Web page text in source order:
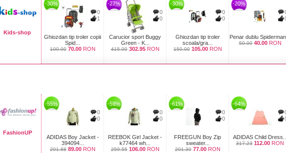
Kids-shop
-30%
0
1
Ghiozdan tip troler copii
Spid...
100.00 70.00 RON
-27%
0
0
Carucior sport Buggy
Green - K...
415.00 302.95 RON
-30%
0
0
Ghiozdan tip troler
scoala/gra...
150.00 105.00 RON
-20%
Penar dublu
50.00 40.00 RON
FashionUP
-55%
0
0
ADIDAS Boy Jacket -
394094...
201.88 89.00 RON
-59%
0
0
REEBOK Girl Jacket -
k77464 wh...
259.55 106.00 RON
-61%
0
0
FREEGUN Boy Zip
sweater...
201.30 77.00 RON
-64%
ADIDAS Child Dress...
317.23 112.00 RON